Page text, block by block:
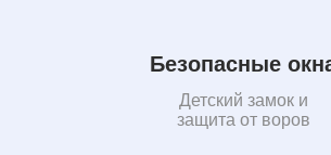
Безопасные
Детский замок и
защита от воров